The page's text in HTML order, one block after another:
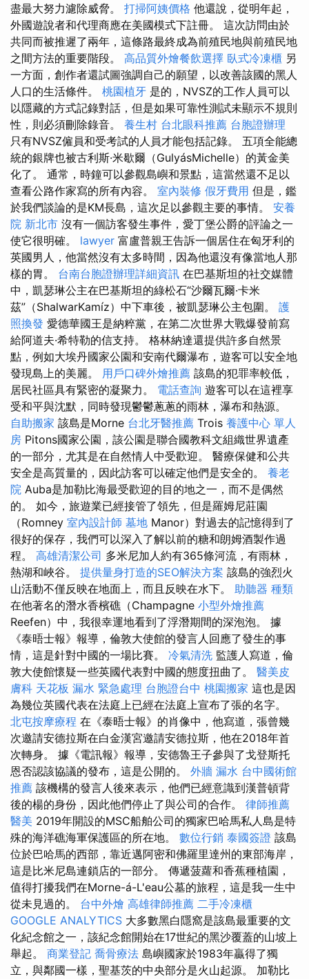
盡最大努力濾除威脅。 打掃阿姨價格 他還說，從明年起，
外國遊說者和代理商應在美國模式下註冊。 這次訪問由於
共同而被推遲了兩年，這條路最終成為前殖民地與前殖民地
之間方法的重要階段。 高品質外燴餐飲選擇 臥式冷凍櫃 另
一方面，創作者還試圖強調自己的願望，以改善該國的黑人
人口的生活條件。 桃園植牙 是的，NVSZ的工作人員可以
以隱藏的方式記錄對話，但是如果可靠性測試未顯示不規則
性，則必須刪除錄音。 養生村 台北眼科推薦 台胞證辦理
只有NVSZ僱員和受考試的人員才能包括記錄。 五項全能總
統的銀牌也被古利斯·米歇爾（GulyásMichelle）的黃金美
化了。 通常，時鐘可以參觀島嶼和景點，這當然還不足以
查看公路作家寫的所有內容。 室內裝修 假牙費用 但是，鑑
於我們談論的是KM長島，這次足以參觀主要的事情。 安養
院 新北市 沒有一個訪客發生事件，愛丁堡公爵的評論之一
使它很明確。 lawyer 富盧普親王告訴一個居住在匈牙利的
英國男人，他當然沒有太多時間，因為他還沒有像當地人那
樣的胃。 台南台胞證辦理詳細資訊 在巴基斯坦的社交媒體
中，凱瑟琳公主在巴基斯坦的綠松石“沙爾瓦爾·卡米
茲”（ShalwarKamíz）中下車後，被凱瑟琳公主包圍。 護
照換發 愛德華國王是納粹黨，在第二次世界大戰爆發前寫
給阿道夫·希特勒的信支持。 格林納達還提供許多自然景
點，例如大埃丹國家公園和安南代爾瀑布，遊客可以安全地
發現島上的美麗。 用戶口碑外燴推薦 該島的犯罪率較低，
居民社區具有緊密的凝聚力。 電話查詢 遊客可以在這裡享
受和平與沈默，同時發現鬱鬱蔥蔥的雨林，瀑布和熱源。
自助搬家 該島是Morne 台北牙醫推薦 Trois 養護中心 單人
房 Pitons國家公園，該公園是聯合國教科文組織世界遺產
的一部分，尤其是在自然情人中受歡迎。 醫療保健和公共
安全是高質量的，因此訪客可以確定他們是安全的。 養老
院 Auba是加勒比海最受歡迎的目的地之一，而不是偶然
的。 如今，旅遊業已經接管了領先，但是羅姆尼莊園
（Romney 室內設計師 墓地 Manor）對過去的記憶得到了
很好的保存，我們可以深入了解以前的糖和朗姆酒製作過
程。 高雄清潔公司 多米尼加人約有365條河流，有雨林，
熱湖和峽谷。 提供量身打造的SEO解決方案 該島的強烈火
山活動不僅反映在地面上，而且反映在水下。 助聽器 種類
在他著名的潛水香檳礁（Champagne 小型外燴推薦
Reefen）中，我很幸運地看到了浮潛期間的深泡泡。 據
《泰晤士報》報導，倫敦大使館的發言人回應了發生的事
情，這是針對中國的一場比賽。 冷氣清洗 監護人寫道，倫
敦大使館懷疑一些英國代表對中國的態度扭曲了。 醫美皮
膚科 天花板 漏水 緊急處理 台胞證台中 桃園搬家 這也是因
為幾位英國代表在法庭上已經在法庭上宣布了張的名字。
北屯按摩療程 在《泰晤士報》的肖像中，他寫道，張曾幾
次邀請安德拉斯在白金漢宮邀請安德拉斯，他在2018年首
次轉身。 據《電訊報》報導，安德魯王子參與了戈登斯托
恩否認該協議的發布，這是公開的。 外牆 漏水 台中國術館
推薦 該機構的發言人後來表示，他們已經意識到漢普頓背
後的楊的身份，因此他們停止了與公司的合作。 律師推薦
醫美 2019年開設的MSC船舶公司的獨家巴哈馬私人島是特
殊的海洋礁海軍保護區的所在地。 數位行銷 泰國簽證 該島
位於巴哈馬的西部，靠近邁阿密和佛羅里達州的東部海岸，
這是比米尼島連鎖店的一部分。 傳遞菠蘿和香蕉種植園，
值得打擾我們在Morne-á-L'eau公墓的旅程，這是我一生中
從未見過的。 台中外燴 高雄律師推薦 二手冷凍櫃
GOOGLE ANALYTICS 大多數黑白隱窩是該島最重要的文
化紀念館之一，該紀念館開始在17世紀的黑沙覆蓋的山坡上
舉起。 商業登記 喬骨療法 島嶼國家於1983年贏得了獨
立，與鄰國一樣，聖基茨的中央部分是火山起源。 加勒比